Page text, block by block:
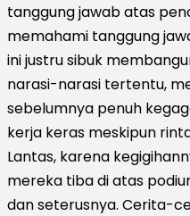
tanggung jawab atas
memahami tanggung
ini justru sibuk
narasi-narasi tertentu,
sebelumnya penuh
kerja keras meskipun
Lantas, karena
mereka tiba di atas
dan seterusnya. Cerita-